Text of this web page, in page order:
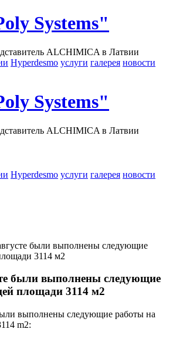
ALCHIMICA в Латвии
Hyperdesmo услуги галерея новости
ALCHIMICA в Латвии
Hyperdesmo услуги галерея новости
были выполнены следующие
3114 м2
были выполнены следующие
площади 3114 м2
выполнены следующие работы на
m2: